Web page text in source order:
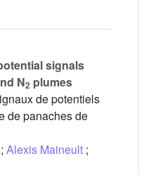
signals
N2 plumes
de potentiels
de panaches de
; Alexis Maineult ;